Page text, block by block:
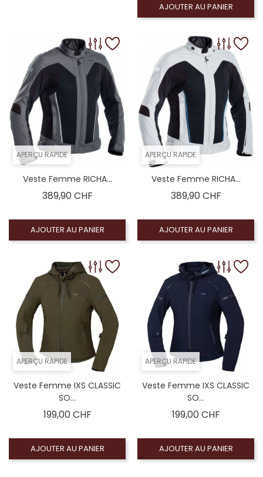
AJOUTER AU PANIER
APERÇU RAPIDE
Veste Femme RICHA...
389,90 CHFPrix
AJOUTER AU PANIER
APERÇU RAPIDE
Veste Femme RICHA...
389,90 CHFPrix
AJOUTER AU PANIER
APERÇU RAPIDE
Veste Femme IXS CLASSIC
SO...
199,00 CHFPrix
AJOUTER AU PANIER
APERÇU RAPIDE
Veste Femme IXS CLASSIC
SO...
199,00 CHFPrix
AJOUTER AU PANIER